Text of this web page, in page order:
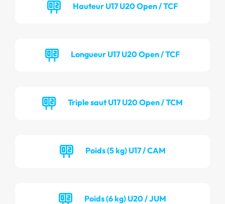
Hauteur U17 U20 Open / TCF
Longueur U17 U20 Open / TCF
Triple saut U17 U20 Open / TCM
Poids (5 kg) U17 / CAM
Poids (6 kg) U20 / JUM